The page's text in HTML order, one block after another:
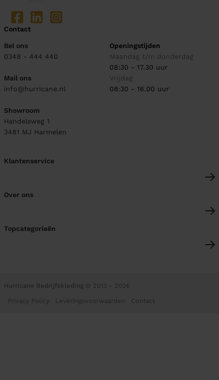
Contact
Bel ons
0348 - 444 440
Mail ons
info@hurricane.nl
Showroom
Handelsweg 1
3481 MJ Harmelen
Openingstijden
Maandag t/m donderdag
08:30 - 17.30 uur
Vrijdag
08:30 - 16.00 uur
Klantenservice
Over ons
Topcategorieën
Hurricane Bedrijfskleding © 2013 - 2026
Privacy Policy Leveringsvoorwaarden Contact